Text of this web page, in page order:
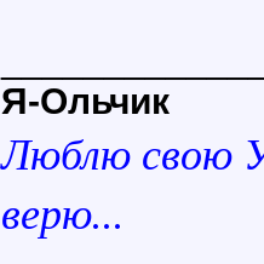
Я-Ольчик
Люблю свою
верю...